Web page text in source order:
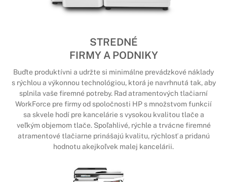
STREDNÉ
FIRMY A PODNIKY
Buďte produktívni a udržte si minimálne prevádzkové náklady
s rýchlou a výkonnou technológiou, ktorá je navrhnutá tak, aby
splnila vaše firemné potreby. Rad atramentových tlačiarní
WorkForce pre firmy od spoločnosti HP s množstvom funkcií
sa skvele hodí pre kancelárie s vysokou kvalitou tlače a
veľkým objemom tlače. Spoľahlivé, rýchle a trvácne firemné
atramentové tlačiarne prinášajú kvalitu, rýchlosť a pridanú
hodnotu akejkoľvek malej kancelárii.